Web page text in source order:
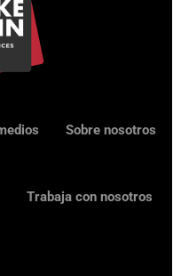
Sobre nosotros
Trabaja con nosotros